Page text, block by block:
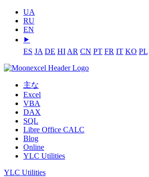
UA
RU
EN
⯈
ES JA DE HI AR CN PT FR IT KO PL
主な
Excel
VBA
DAX
SQL
Libre Office CALC
Blog
Online
YLC Utilities
YLC Utilities